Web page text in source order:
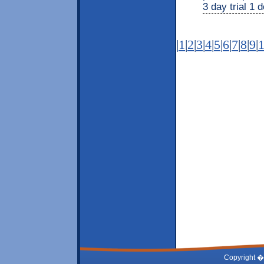
3 day trial 1
|1 |2|3|4|5|6|7|8|9|
Copyright